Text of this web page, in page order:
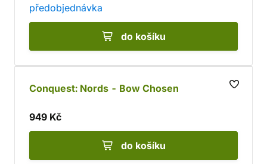
předobjednávka
do košíku
Conquest: Nords - Bow Chosen
949 Kč
do košíku